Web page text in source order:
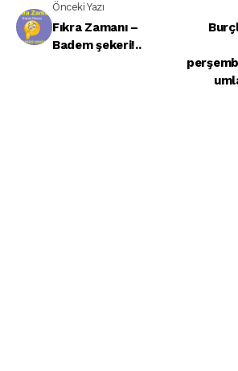
Önceki Yazı
Fıkra Zamanı –
Badem şekeri!..